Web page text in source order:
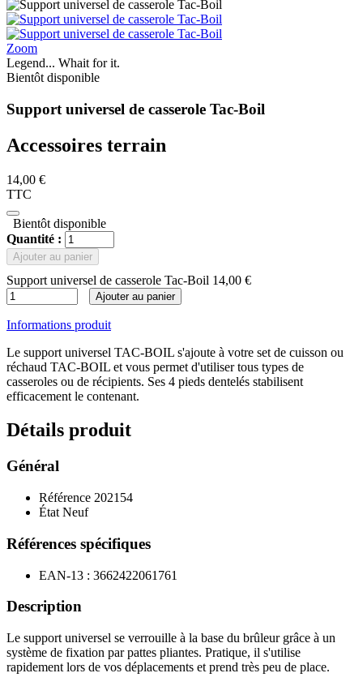
Zoom
Legend... Whait for it.
Bientôt disponible
Support universel de casserole Tac-Boil
Accessoires terrain
14,00 €
TTC
Bientôt disponible
Quantité :
Ajouter au panier
Support universel de casserole Tac-Boil 14,00 €
Ajouter au panier
Informations produit
Le support universel TAC-BOIL s'ajoute à votre set de cuisson ou
réchaud TAC-BOIL et vous permet d'utiliser tous types de
casseroles ou de récipients. Ses 4 pieds dentelés stabilisent
efficacement le contenant.
Détails produit
Général
Référence 202154
État Neuf
Références spécifiques
EAN-13 : 3662422061761
Description
Le support universel se verrouille à la base du brûleur grâce à un
système de fixation par pattes pliantes. Pratique, il s'utilise
rapidement lors de vos déplacements et prend très peu de place.